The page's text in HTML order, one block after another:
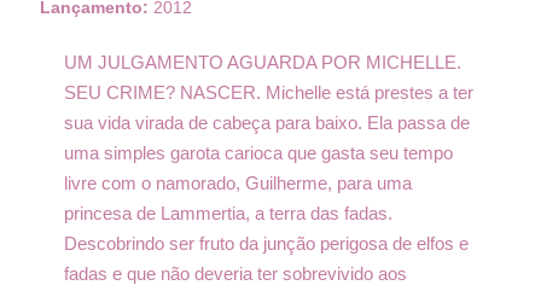
Lançamento: 2012
UM JULGAMENTO AGUARDA POR MICHELLE.
SEU CRIME? NASCER. Michelle está prestes a ter
sua vida virada de cabeça para baixo. Ela passa de
uma simples garota carioca que gasta seu tempo
livre com o namorado, Guilherme, para uma
princesa de Lammertia, a terra das fadas.
Descobrindo ser fruto da junção perigosa de elfos e
fadas e que não deveria ter sobrevivido aos